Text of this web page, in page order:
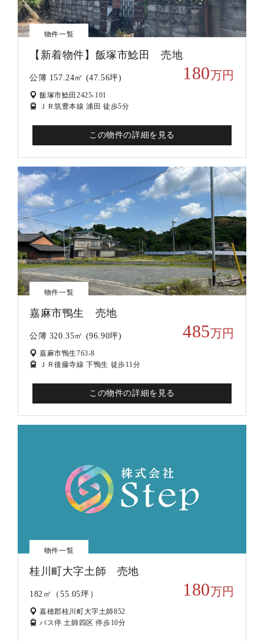
物件一覧
【新着物件】飯塚市鯰田 売地
公簿 157.24㎡ (47.56坪) 180万円
飯塚市鯰田2425-101
ＪＲ筑豊本線 浦田 徒歩5分
この物件の詳細を見る
物件一覧
嘉麻市鴨生 売地
公簿 320.35㎡ (96.90坪) 485万円
嘉麻市鴨生763-8
ＪＲ後藤寺線 下鴨生 徒歩11分
この物件の詳細を見る
物件一覧
桂川町大字土師 売地
182㎡（55.05坪） 180万円
嘉穂郡桂川町大字土師852
バス停 土師四区 停歩10分